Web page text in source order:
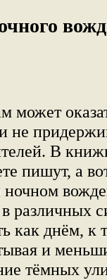
может
не
В
пишут, а
ночном
различных
как днём, к
и
тёмных